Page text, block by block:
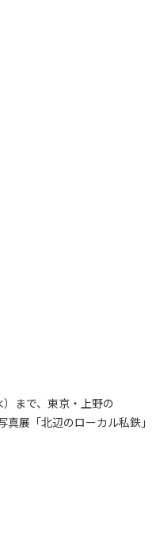
まで、東京・上野の
真展「北辺のローカル私鉄」